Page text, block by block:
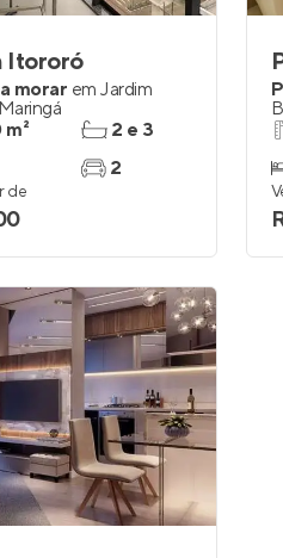
Itororó
morar em Jardim
Maringá
m²
2 e 3
2
de